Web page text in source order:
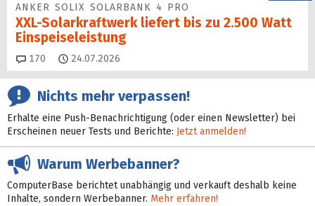
ANKER SOLIX SOLARBANK 4 PRO
XXL-Solarkraftwerk liefert bis zu 2.500 Watt
Einspeise­leistung
170 Kommentare
24.07.2026
Nichts mehr verpassen!
Erhalte eine Push-Benachrichtigung (oder einen Newsletter) bei
Erscheinen neuer Tests und Berichte: Jetzt anmelden!
Warum Werbebanner?
ComputerBase berichtet unabhängig und verkauft deshalb keine
Inhalte, sondern Werbebanner. Mehr erfahren!